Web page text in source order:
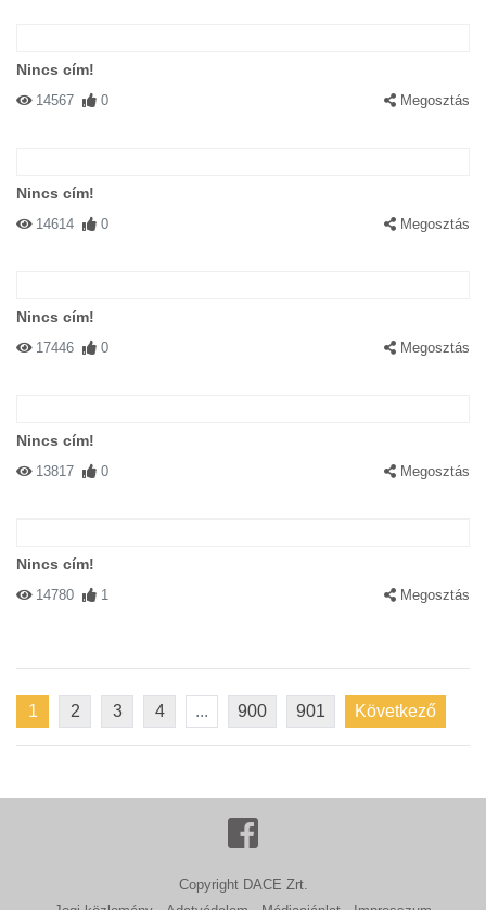
Nincs cím!
14567 0 Megosztás
Nincs cím!
14614 0 Megosztás
Nincs cím!
17446 0 Megosztás
Nincs cím!
13817 0 Megosztás
Nincs cím!
14780 1 Megosztás
1 2 3 4 ... 900 901 Következő
Copyright DACE Zrt.